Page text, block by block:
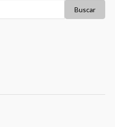
Buscar
rr